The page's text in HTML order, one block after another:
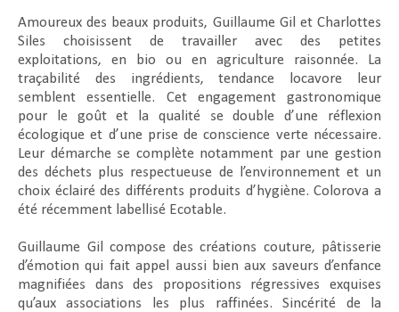
Amoureux des beaux produits, Guillaume Gil et Charlottes
Siles choisissent de travailler avec des petites
exploitations, en bio ou en agriculture raisonnée. La
traçabilité des ingrédients, tendance locavore leur
semblent essentielle. Cet engagement gastronomique
pour le goût et la qualité se double d’une réflexion
écologique et d’une prise de conscience verte nécessaire.
Leur démarche se complète notamment par une gestion
des déchets plus respectueuse de l’environnement et un
choix éclairé des différents produits d’hygiène. Colorova a
été récemment labellisé Ecotable.
Guillaume Gil compose des créations couture, pâtisserie
d’émotion qui fait appel aussi bien aux saveurs d’enfance
magnifiées dans des propositions régressives exquises
qu’aux associations les plus raffinées. Sincérité de la